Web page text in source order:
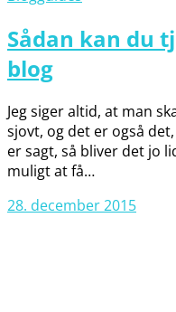
Sådan kan du
blog
Jeg siger altid, at man
sjovt, og det er også
er sagt, så bliver det jo
muligt at få…
28. december 2015